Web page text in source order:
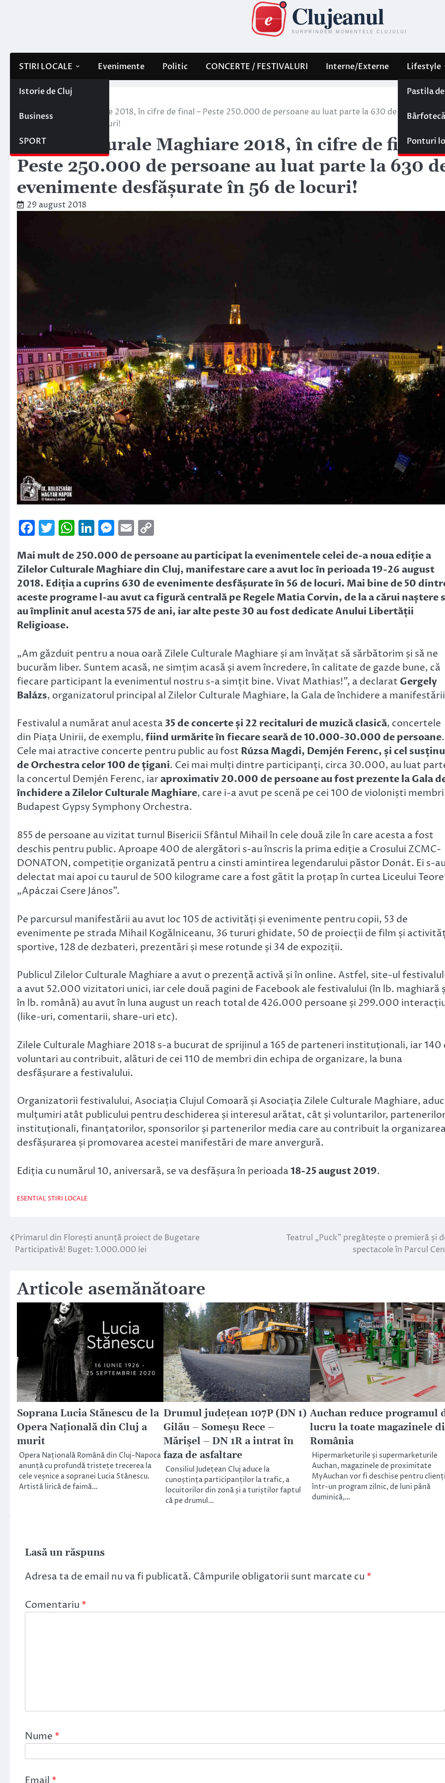
STIRI LOCALE
Istorie de Cluj
Business
SPORT
Evenimente Politic CONCERTE / FESTIVALURI Interne/Externe Lifestyle
Pastila
Bârfotecă
Ponturi
Stiri locale
Zilele Culturale Maghiare 2018, în cifre de final – Peste 250.000 de persoane au luat parte la 630 de evenimente
desfășurate în 56 de locuri!
Zilele Culturale Maghiare 2018, în cifre de final –
Peste 250.000 de persoane au luat parte la 630
evenimente desfășurate în 56 de locuri!
29 august 2018
Facebook
Twitter
WhatsApp
LinkedIn
Messenger
Email
Mai mult de 250.000 de persoane au participat la evenimentele celei de-a noua ediție a
Zilelor Culturale Maghiare din Cluj, manifestare care a avut loc în perioada 19-26 august
2018. Ediția a cuprins 630 de evenimente desfășurate în 56 de locuri. Mai bine de 50
aceste programe l-au avut ca figură centrală pe Regele Matia Corvin, de la a cărui naștere
au împlinit anul acesta 575 de ani, iar alte peste 30 au fost dedicate Anului Libertății
Religioase.
„Am găzduit pentru a noua oară Zilele Culturale Maghiare și am învățat să sărbătorim și să ne
bucurăm liber. Suntem acasă, ne simțim acasă și avem încredere, în calitate de gazde bune, că
fiecare participant la evenimentul nostru s-a simțit bine. Vivat Mathias!”, a declarat Gergely
Balázs, organizatorul principal al Zilelor Culturale Maghiare, la Gala de închidere a
Festivalul a numărat anul acesta 35 de concerte și 22 recitaluri de muzică clasică, concertele
din Piața Unirii, de exemplu,fiind urmărite în fiecare seară de 10.000-30.000 de persoane.
Cele mai atractive concerte pentru public au fost Rúzsa Magdi, Demjén Ferenc, și cel
de Orchestra celor 100 de țigani. Cei mai mulți dintre participanți, circa 30.000, au luat
la concertul Demjén Ferenc, iaraproximativ 20.000 de persoane au fost prezente la Gala
închidere a Zilelor Culturale Maghiare, care i-a avut pe scenă pe cei 100 de violoniști
Budapest Gypsy Symphony Orchestra.
855 de persoane au vizitat turnul Bisericii Sfântul Mihail în cele două zile în care acesta a fost
deschis pentru public. Aproape 400 de alergători s-au înscris la prima ediție a Crosului ZCMC-
DONATON, competiție organizată pentru a cinsti amintirea legendarului păstor Donát. Ei s-
delectat mai apoi cu taurul de 500 kilograme care a fost gătit la proțap în curtea Liceului
„Apáczai Csere János”.
Pe parcursul manifestării au avut loc 105 de activități și evenimente pentru copii, 53 de
evenimente pe strada Mihail Kogălniceanu, 36 tururi ghidate, 50 de proiecții de film și
sportive, 128 de dezbateri, prezentări și mese rotunde și 34 de expoziții.
Publicul Zilelor Culturale Maghiare a avut o prezență activă și în online. Astfel, site-ul
a avut 52.000 vizitatori unici, iar cele două pagini de Facebook ale festivalului (în lb. maghiară
în lb. română) au avut în luna august un reach total de 426.000 persoane și 299.000
(like-uri, comentarii, share-uri etc).
Zilele Culturale Maghiare 2018 s-a bucurat de sprijinul a 165 de parteneri instituționali, iar 140
voluntari au contribuit, alături de cei 110 de membri din echipa de organizare, la buna
desfășurare a festivalului.
Organizatorii festivalului, Asociația Clujul Comoară și Asociația Zilele Culturale Maghiare, aduc
mulțumiri atât publicului pentru deschiderea și interesul arătat, cât și voluntarilor,
instituționali, finanțatorilor, sponsorilor și partenerilor media care au contribuit la
desfășurarea și promovarea acestei manifestări de mare anvergură.
Ediția cu numărul 10, aniversară, se va desfășura în perioada18-25 august 2019.
ESENTIAL STIRI LOCALE
Navigare
Primarul din Florești anunță proiect de Bugetare
Participativă! Buget: 1.000.000 lei
Teatrul „Puck” pregătește o premieră și
spectacole în Parcul
Articole asemănătoare
Soprana Lucia Stănescu de la
Opera Națională din Cluj a
murit
Opera Națională Română din Cluj-Napoca
anunță cu profundă tristețe trecerea la
cele veșnice a sopranei Lucia Stănescu.
Artistă lirică de faimă…
Drumul judeţean 107P (DN 1)
Gilău – Someşu Rece –
Mărişel – DN 1R a intrat în
faza de asfaltare
Consiliul Județean Cluj aduce la
cunoștința participanților la trafic, a
locuitorilor din zonă și a turiștilor faptul
că pe drumul…
Auchan reduce programul
lucru la toate magazinele
România
Hipermarketurile și supermarketurile
Auchan, magazinele de proximitate
MyAuchan vor fi deschise pentru
într-un program zilnic, de luni până
duminică,…
Lasă un răspuns
Adresa ta de email nu va fi publicată. Câmpurile obligatorii sunt marcate cu *
Comentariu *
Nume *